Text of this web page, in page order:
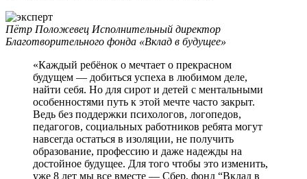
Пётр Положевец Исполнительный директор
Благотворительного фонда «Вклад в будущее»
«Каждый ребёнок о мечтает о прекрасном
будущем — добиться успеха в любимом деле,
найти себя. Но для сирот и детей с ментальными
особенностями путь к этой мечте часто закрыт.
Ведь без поддержки психологов, логопедов,
педагогов, социальных работников ребята могут
навсегда остаться в изоляции, не получить
образование, профессию и даже надежды на
достойное будущее. Для того чтобы это изменить,
уже 8 лет мы все вместе — Сбер, фонд “Вклад в